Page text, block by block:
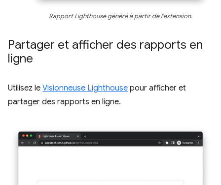
Rapport Lighthouse généré à partir de l'extension.
Partager et afficher des rapports en
ligne
Utilisez le Visionneuse Lighthouse pour afficher et
partager des rapports en ligne.